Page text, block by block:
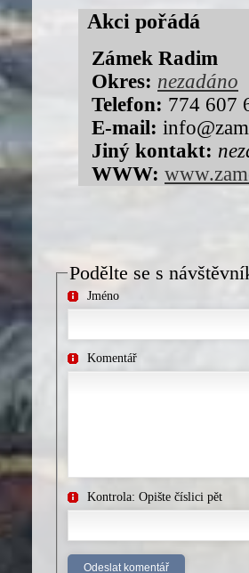
Akci pořádá
Zámek Radim
Okres: nezadáno
Telefon: 774 607
E-mail:
Jiný kontakt:
WWW:
Podělte se s
Jméno
Komentář
Kontrola: Opište číslici pět